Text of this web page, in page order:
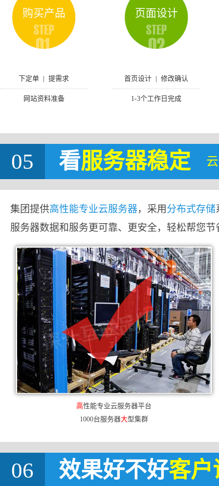
购买产品
下定单 | 提需求
网站资料准备
页面设计
首页设计 | 修改确认
1-3个工作日完成
05 看服务器稳定
集团提供高性能专业云服务器，采用分布式存储
服务器数据和服务更可靠、更安全，轻松帮您节
高性能专业云服务器平台
1000台服务器大型集群
06 效果好不好客户